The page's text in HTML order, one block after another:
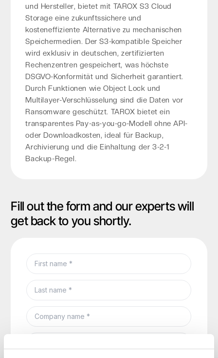
und Hersteller, bietet mit TAROX S3 Cloud
Storage eine zukunftssichere und
kosteneffiziente Alternative zu mechanischen
Speichermedien. Der S3-kompatible Speicher
wird exklusiv in deutschen, zertifizierten
Rechenzentren gespeichert, was höchste
DSGVO-Konformität und Sicherheit garantiert.
Durch Funktionen wie Object Lock und
Multilayer-Verschlüsselung sind die Daten vor
Ransomware geschützt. TAROX bietet ein
transparentes Pay-as-you-go-Modell ohne API-
oder Downloadkosten, ideal für Backup,
Archivierung und die Einhaltung der 3-2-1
Backup-Regel.
Fill out the form and our experts will
get back to you shortly.